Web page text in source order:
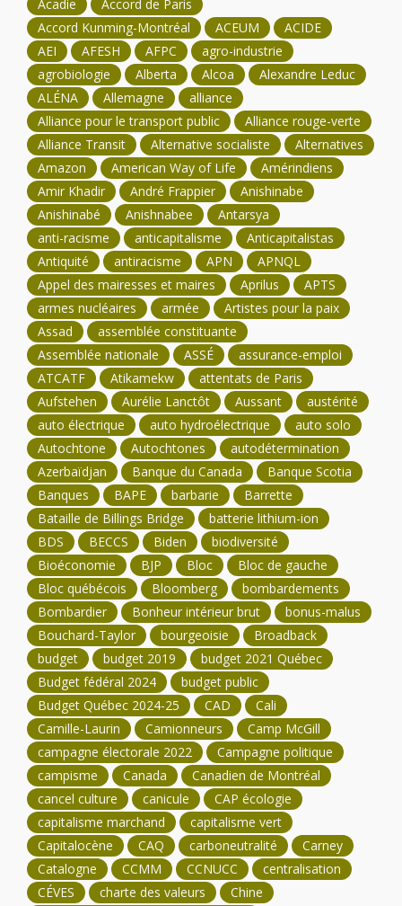
Acadie
Accord de Paris
Accord Kunming-Montréal
ACEUM
ACIDE
AEI
AFESH AFPC
agro-industrie
agrobiologie
Alberta Alcoa
Alexandre Leduc
ALÉNA
Allemagne
alliance
Alliance pour le transport public
Alliance rouge-verte
Alliance Transit
Alternative socialiste
Alternatives
Amazon
American Way of Life
Amérindiens
Amir Khadir
André Frappier
Anishinabe
Anishinabé
Anishnabee
Antarsya
anti-racisme
anticapitalisme
Anticapitalistas
Antiquité
antiracisme APN
APNQL
Appel des mairesses et maires
Aprilus
APTS
armes nucléaires
armée
Artistes pour la paix
Assad
assemblée constituante
Assemblée nationale
ASSÉ
assurance-emploi
ATCATF
Atikamekw
attentats de Paris
Aufstehen
Aurélie Lanctôt Aussant
austérité
auto électrique
auto hydroélectrique
auto solo
Autochtone
Autochtones
autodétermination
Azerbaïdjan
Banque du Canada
Banque Scotia
Banques
BAPE barbarie
Barrette
Bataille de Billings Bridge
batterie lithium-ion
BDS
BECCS Biden
biodiversité
Bioéconomie
BJP Bloc
Bloc de gauche
Bloc québécois
Bloomberg
bombardements
Bombardier
Bonheur intérieur brut
bonus-malus
Bouchard-Taylor
bourgeoisie
Broadback
budget
budget 2019
budget 2021 Québec
Budget fédéral 2024
budget public
Budget Québec 2024-25
CAD
Cali
Camille-Laurin
Camionneurs
Camp McGill
campagne électorale 2022
Campagne politique
campisme
Canada
Canadien de Montréal
cancel culture
canicule
CAP écologie
capitalisme marchand
capitalisme vert
Capitalocène
CAQ carboneutralité
Carney
Catalogne
CCMM CCNUCC
centralisation
CÉVES
charte des valeurs
Chine